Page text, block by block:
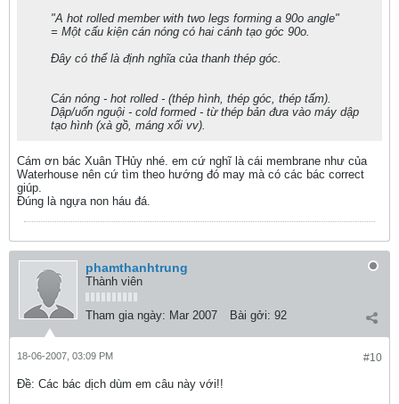
"A hot rolled member with two legs forming a 90o angle"
= Một cấu kiện cán nóng có hai cánh tạo góc 90o.
Đây có thể là định nghĩa của thanh thép góc.
Cán nóng - hot rolled - (thép hình, thép góc, thép tấm).
Dập/uốn nguội - cold formed - từ thép bản đưa vào máy dập
tạo hình (xà gồ, máng xối vv).
Cám ơn bác Xuân THủy nhé. em cứ nghĩ là cái membrane như của
Waterhouse nên cứ tìm theo hướng đó may mà có các bác correct
giúp.
Đúng là ngựa non háu đá.
phamthanhtrung
Thành viên
Tham gia ngày: Mar 2007 Bài gởi: 92
#10
18-06-2007, 03:09 PM
Ðề: Các bác dịch dùm em câu này với!!